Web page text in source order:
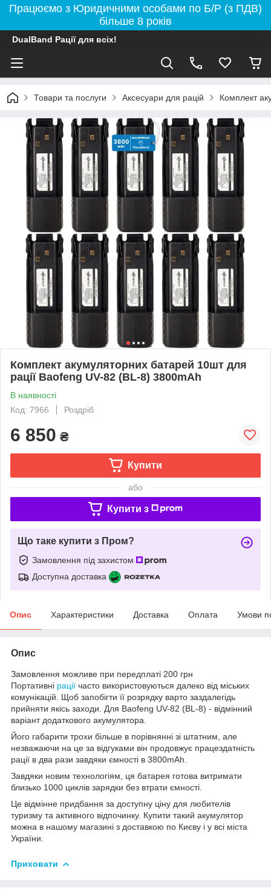
Працюємо з Юридичними особами по Б/Р (з ПДВ)
більше 8 років
DualBand Рації для всіх!
Товари та послуги Аксесуари для рацій Комплект
Комплект акумуляторних батарей 10шт для
рації Baofeng UV-82 (BL-8) 3800mAh
В наявності
Код: 7966
Роздріб
6 850 ₴
Купити
або
Купити з
Що таке купити з Пром?
Замовлення під захистом
Доступна доставка
Опис Характеристики Доставка Оплата Умови
Опис
Замовлення можливе при передплаті 200 грн
Портативні рації часто використовуються далеко від міських
комунікацій. Щоб запобігти її розрядку варто заздалегідь
прийняти якісь заходи. Для Baofeng UV-82 (BL-8) - відмінний
варіант додаткового акумулятора.
Його габарити трохи більше в порівнянні зі штатним, але
незважаючи на це за відгуками він продовжує працездатність
рації в два рази завдяки ємності в 3800mAh.
Завдяки новим технологіям, ця батарея готова витримати
близько 1000 циклів зарядки без втрати ємності.
Це відмінне придбання за доступну ціну для любителів
туризму та активного відпочинку. Купити такий акумулятор
можна в нашому магазині з доставкою по Києву і у всі міста
України.
Приховати